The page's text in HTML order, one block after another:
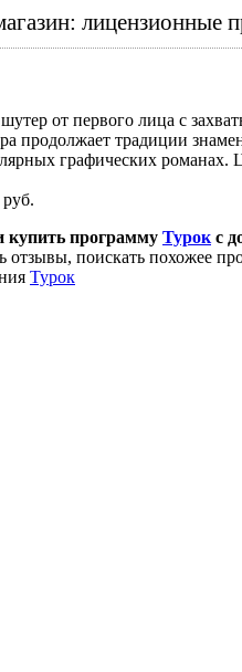
шутер от первого лица с
продолжает традиции
графических романах.
руб.
купить программу Турок с
отзывы, поискать похожее
Турок